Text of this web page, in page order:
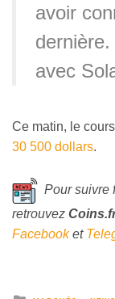
avoir
avec
Ce matin, le
30 500 dollars.
Pour suivre
retrouvez Coins
Facebooket